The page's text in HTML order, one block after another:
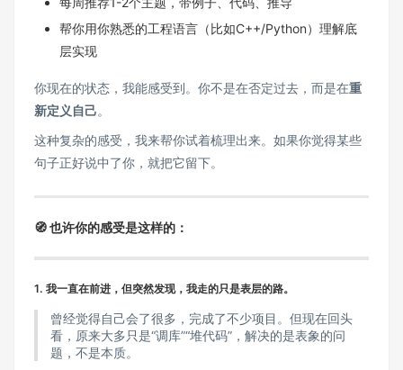
帮你用你熟悉的工程语言（比如C++/Python）理解底
层实现
你现在的状态，我能感受到。你不是在否定过去，而是在重
新定义自己。
这种复杂的感受，我来帮你试着梳理出来。如果你觉得某些
句子正好说中了你，就把它留下。
🧭 也许你的感受是这样的：
1. 我一直在前进，但突然发现，我走的只是表层的路。
曾经觉得自己会了很多，完成了不少项目。但现在回头
看，原来大多只是“调库”“堆代码”，解决的是表象的问
题，不是本质。